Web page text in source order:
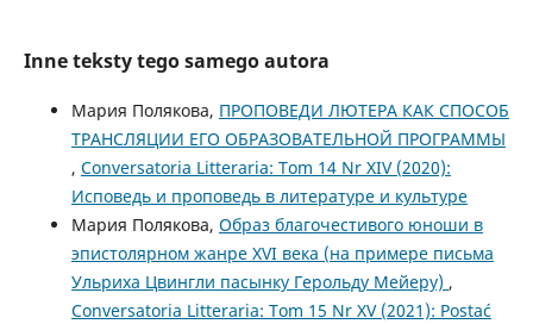
Inne teksty tego samego autora
Мария Полякова, ПРОПОВЕДИ ЛЮТЕРА КАК СПОСОБ
ТРАНСЛЯЦИИ ЕГО ОБРАЗОВАТЕЛЬНОЙ ПРОГРАММЫ
, Conversatoria Litteraria: Tom 14 Nr XIV (2020):
Исповедь и проповедь в литературе и культуре
Мария Полякова, Образ благочестивого юноши в
эпистолярном жанре XVI века (на примере письма
Ульриха Цвингли пасынку Герольду Мейеру) ,
Conversatoria Litteraria: Tom 15 Nr XV (2021): Postać